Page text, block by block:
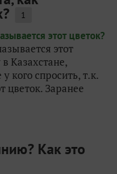
1
этот
Казахстане,
кого спросить, т.к.
цветок. Заранее
Как это